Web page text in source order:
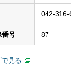
042-316-
番号 87
見る